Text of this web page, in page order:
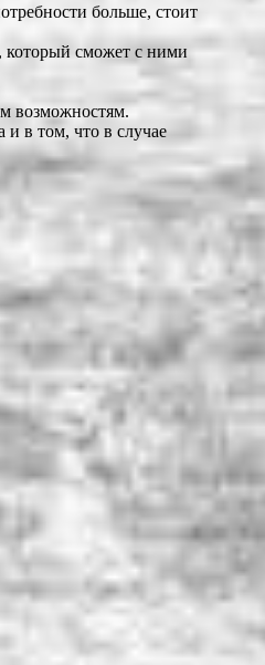
больше, стоит
который сможет с ними
возможностям.
и в том, что в случае